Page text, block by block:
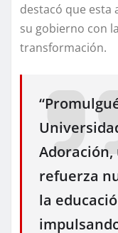
destacó que esta
su gobierno con
transformación.
Adoración,
refuerza
la